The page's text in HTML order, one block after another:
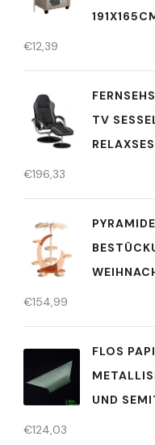
€12,39
TV
€196,33
€154,99
FLOS
UND
€124,03